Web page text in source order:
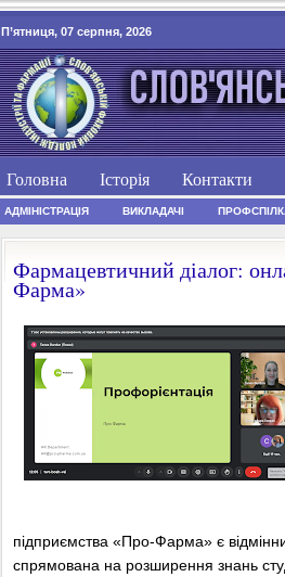
П’ятниця, 07 серпня, 2026
Головна Історія Контакти
АДМІНІСТРАЦІЯ ВИКЛАДАЧІ
Фармацевтичний діалог:
Фарма»
підприємства «Про-Фарма» є
спрямована на розширення знань